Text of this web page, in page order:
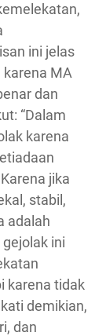
ini jelas
karena MA
dan
“Dalam
karena
jika
stabil,
adalah
ini
karena tidak
demikian,
dan